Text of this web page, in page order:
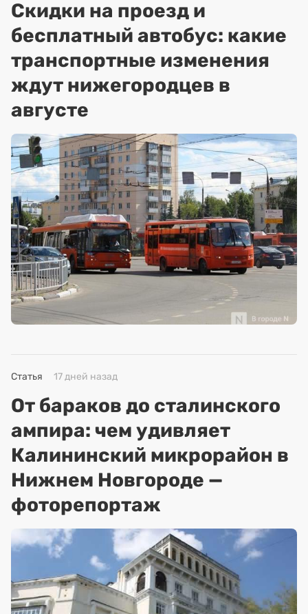
Скидки на проезд и
бесплатный автобус: какие
транспортные изменения
ждут нижегородцев в
августе
Статья 17 дней назад
От бараков до сталинского
ампира: чем удивляет
Калининский микрорайон в
Нижнем Новгороде —
фоторепортаж